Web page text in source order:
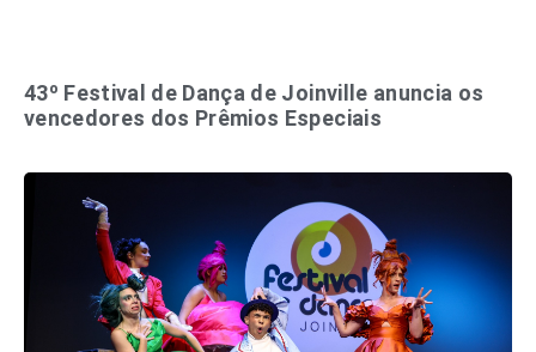
43º Festival de Dança de Joinville anuncia os
vencedores dos Prêmios Especiais